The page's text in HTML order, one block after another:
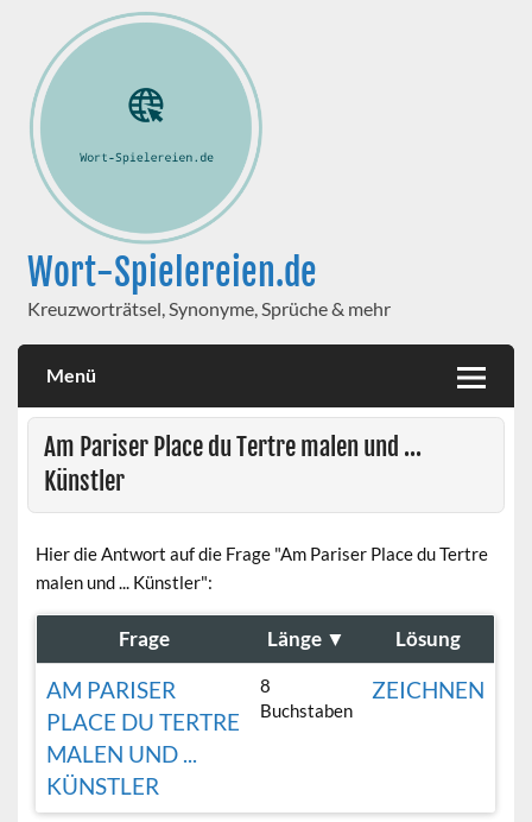
Wort-Spielereien.de
Kreuzworträtsel, Synonyme, Sprüche & mehr
Menü
Am Pariser Place du Tertre malen und ...
Künstler
Hier die Antwort auf die Frage "Am Pariser Place du Tertre
malen und ... Künstler":
Frage Länge ▼ Lösung
AM PARISER
PLACE DU TERTRE
MALEN UND ...
KÜNSTLER
8
Buchstaben
ZEICHNEN